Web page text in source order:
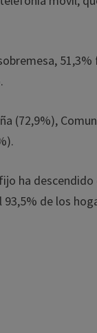
(72,9%),
ha descendido
de los